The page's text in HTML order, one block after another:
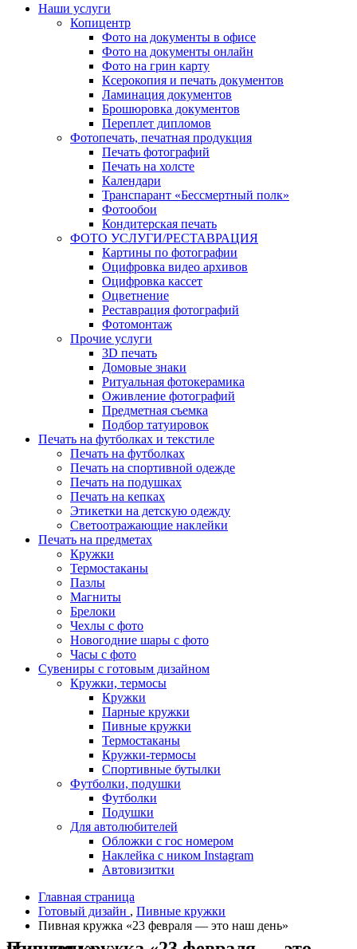
Наши услуги
Копицентр
Фото на документы в офисе
Фото на документы онлайн
Фото на грин карту
Ксерокопия и печать документов
Ламинация документов
Брошюровка документов
Переплет дипломов
Фотопечать, печатная продукция
Печать фотографий
Печать на холсте
Календари
Транспарант «Бессмертный полк»
Фотообои
Кондитерская печать
ФОТО УСЛУГИ/РЕСТАВРАЦИЯ
Картины по фотографии
Оцифровка видео архивов
Оцифровка кассет
Оцветнение
Реставрация фотографий
Фотомонтаж
Прочие услуги
3D печать
Домовые знаки
Ритуальная фотокерамика
Оживление фотографий
Предметная съемка
Подбор татуировок
Печать на футболках и текстиле
Печать на футболках
Печать на спортивной одежде
Печать на подушках
Печать на кепках
Этикетки на детскую одежду
Светоотражающие наклейки
Печать на предметах
Кружки
Термостаканы
Пазлы
Магниты
Брелоки
Чехлы с фото
Новогодние шары с фото
Часы с фото
Сувениры с готовым дизайном
Кружки, термосы
Кружки
Парные кружки
Пивные кружки
Термостаканы
Кружки-термосы
Спортивные бутылки
Футболки, подушки
Футболки
Подушки
Для автолюбителей
Обложки с гос номером
Наклейка с ником Instagram
Автовизитки
Главная страница
Готовый дизайн , Пивные кружки
Пивная кружка «23 февраля — это наш день»